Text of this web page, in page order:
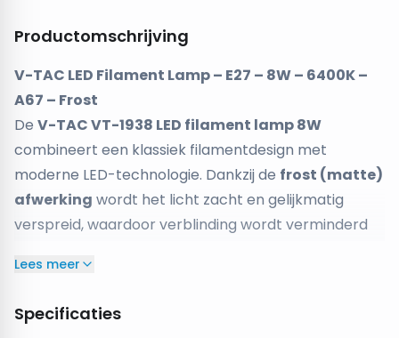
Productomschrijving
V-TAC LED Filament Lamp – E27 – 8W – 6400K –
A67 – Frost
De V-TAC VT-1938 LED filament lamp 8W
combineert een klassiek filamentdesign met
moderne LED-technologie. Dankzij de frost (matte)
afwerking wordt het licht zacht en gelijkmatig
verspreid, waardoor verblinding wordt verminderd
Met eenkleurtemperatuur van 6400K
werkplekken, kantoren en andere ruimtes waar
Lees meer
Specificaties